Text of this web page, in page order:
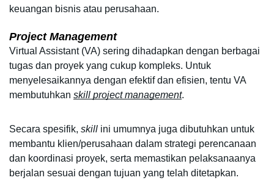
keuangan bisnis atau perusahaan.
Project Management
Virtual Assistant (VA) sering dihadapkan dengan berbagai
tugas dan proyek yang cukup kompleks. Untuk
menyelesaikannya dengan efektif dan efisien, tentu VA
membutuhkan skill project management.
Secara spesifik, skill ini umumnya juga dibutuhkan untuk
membantu klien/perusahaan dalam strategi perencanaan
dan koordinasi proyek, serta memastikan pelaksanaanya
berjalan sesuai dengan tujuan yang telah ditetapkan.